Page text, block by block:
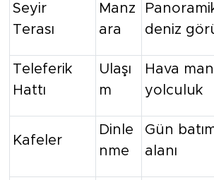
Seyir
Terası
Manz
ara
deniz
Teleferik
Hattı
Ulaşı
m
Hava
yolculuk
Kafeler
Dinle
nme
Gün
alanı